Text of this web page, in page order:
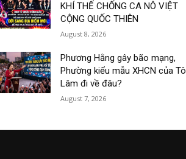
KHÍ THẾ CHỐNG CA NÔ VIỆT
CỘNG QUỐC THIÊN
August 8, 2026
Phương Hằng gây bão mạng,
Phường kiểu mẫu XHCN của Tô
Lâm đi về đâu?
August 7, 2026